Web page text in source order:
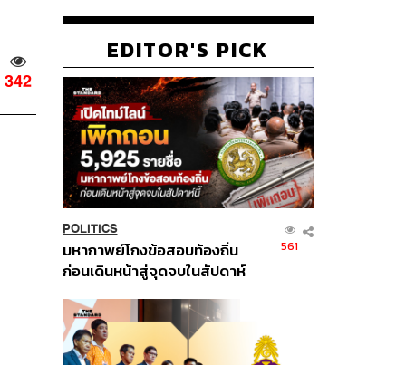
342
EDITOR'S PICK
POLITICS
มหากาพย์โกงข้อสอบท้องถิ่น
ก่อนเดินหน้าสู่จุดจบในสัปดาห์
561